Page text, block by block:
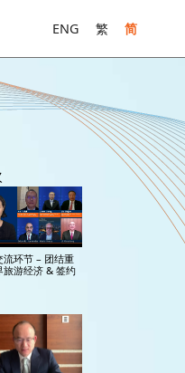
ENG 繁 简
流环节 – 团结重
旅游经济 & 签约